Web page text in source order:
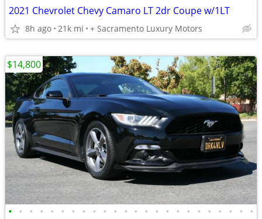
2021 Chevrolet Chevy Camaro LT 2dr Coupe w/1LT
8h ago 21k mi + Sacramento Luxury Motors
• • • • • • • • • • • • • • • • • • • • • • • •
$14,800